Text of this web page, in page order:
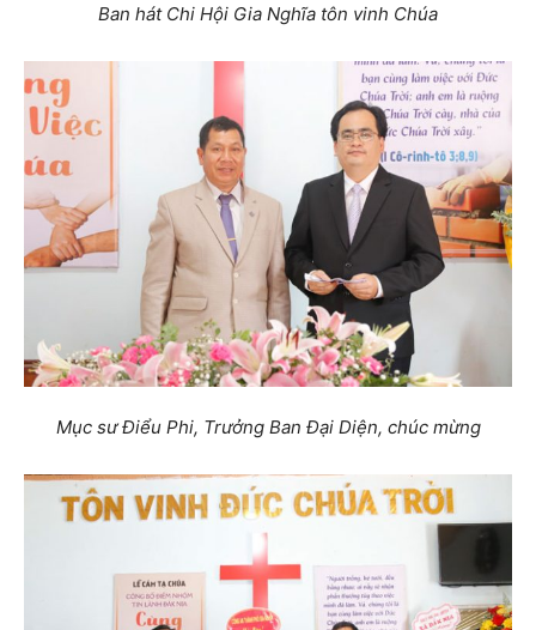
Ban hát Chi Hội Gia Nghĩa tôn vinh Chúa
Mục sư Điểu Phi, Trưởng Ban Đại Diện, chúc mừng